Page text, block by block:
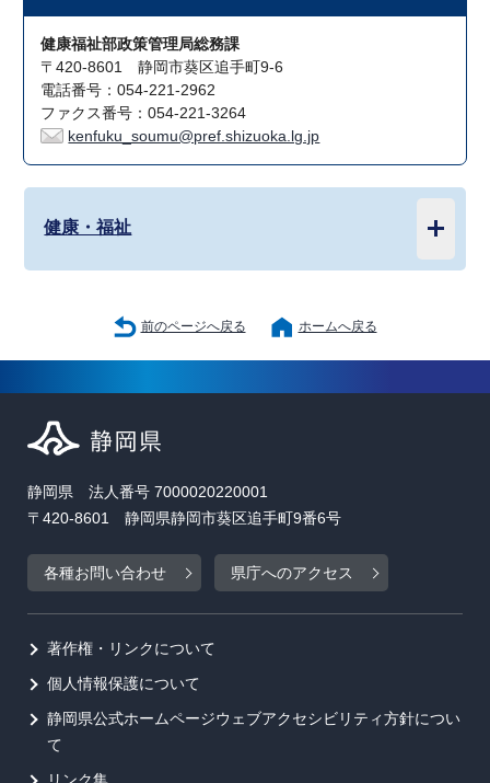
健康福祉部政策管理局総務課
〒420-8601 静岡市葵区追手町9-6
電話番号：054-221-2962
ファクス番号：054-221-3264
kenfuku_soumu@pref.shizuoka.lg.jp
健康・福祉
前のページへ戻る ホームへ戻る
静岡県 法人番号 7000020220001
〒420-8601 静岡県静岡市葵区追手町9番6号
各種お問い合わせ 県庁へのアクセス
著作権・リンクについて
個人情報保護について
静岡県公式ホームページウェブアクセシビリティ方針につい
て